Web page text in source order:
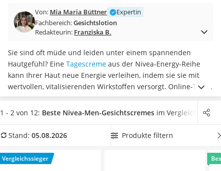
Epilierer
Reisehaartrockner
Magnesiumpräparat
Katzenklappe
Nackenmassagegerät
Zeckenschutz Katze
leichter Haartrockner
Schildkrötenhaus
Massagegerät
Service
Von: Mia Maria Büttner
Expertin
Fachbereich:Gesichtslotion
Redakteurin: Franziska B.
Sie sind oft müde und leiden unter einem spannenden
Hautgefühl? Eine Tagescreme aus der Nivea-Energy-Reihe
kann Ihrer Haut neue Energie verleihen, indem sie sie mit
wertvollen, vitalisierenden Wirkstoffen versorgt. Online-Tests
empfehlen die Produkte Männern,bei denen die tägliche
Hautpflege schnell gehen muss. Wählen Sie jetzt aus unserer
Nivea-Men-Gesichtscreme
, damit Ihre Haut rund um die Uhr
besonders das Modell
Feuchtigkeitscreme
1 - 2 von 12: Beste Nivea-Men-Gesichtscremes im Vergleich
Stand: 05.08.2026 Produkte filtern
Vergleichssieger